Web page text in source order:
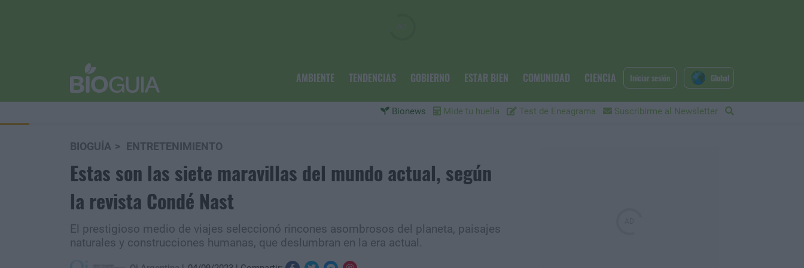
AMBIENTE TENDENCIAS GOBIERNO ESTAR BIEN COMUNIDAD CIENCIA
Bionews Mide tu huella Test de Eneagrama Suscribirme al Newsletter
Iniciar sesión Global
BIOGUÍA ENTRETENIMIENTO
Estas son las siete maravillas del mundo actual, según
la revista Condé Nast
El prestigioso medio de viajes seleccionó rincones asombrosos del planeta, paisajes
naturales y construcciones humanas, que deslumbran en la era actual.